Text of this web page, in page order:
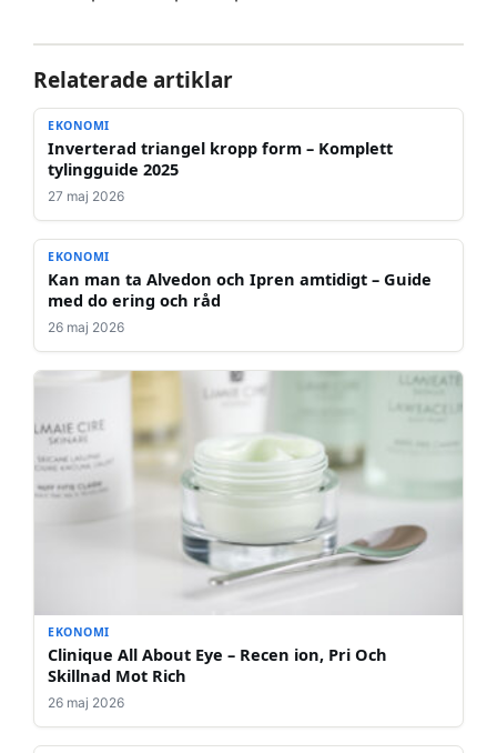
Relaterade artiklar
EKONOMI
Inverterad triangel kropp form – Komplett
tylingguide 2025
27 maj 2026
EKONOMI
Kan man ta Alvedon och Ipren amtidigt – Guide
med do ering och råd
26 maj 2026
EKONOMI
Clinique All About Eye – Recen ion, Pri Och
Skillnad Mot Rich
26 maj 2026